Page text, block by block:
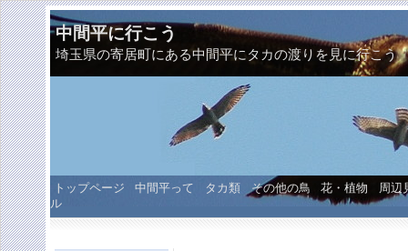
中間平に行こう
埼玉県の寄居町にある中間平にタカの渡りを見に行こう
トップページ 中間平って タカ類 その他の鳥 花・植物
周辺
ル